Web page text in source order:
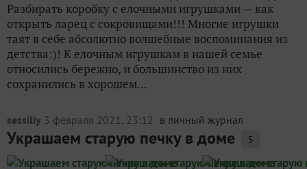
Разбирать коробку с елочными игрушками — как
открыть ларец с сокровищами!!! Многие игрушки
таят в себе абсолютно волшебные воспоминания из
детства:)! К елочным игрушкам в нашей семье
относились бережно, и большинство из них
сохранились в хорошем...
sessiliy 3 февраля 2021, 23:12 в личный журнал
Украшаем старую печку в доме 5